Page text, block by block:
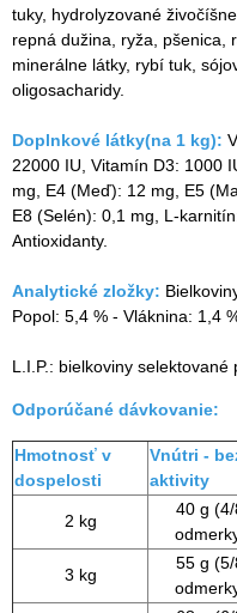
tuky, hydrolyzované
repná dužina, ryža, pšenica,
minerálne látky, rybí tuk,
oligosacharidy.
Doplnkové látky(na 1 kg):
22000 IU, Vitamín D3: 1000
mg, E4 (Meď): 12 mg, E5
E8 (Selén): 0,1 mg, L-
Antioxidanty.
Analytické zložky:
Popol: 5,4 % - Vláknina: 1,4
L.I.P.: bielkoviny
Odporúčané dávkovanie:
Hmotnosť v
dospelosti
Vnútri -
aktivity
2 kg
40 g
3 kg
55 g